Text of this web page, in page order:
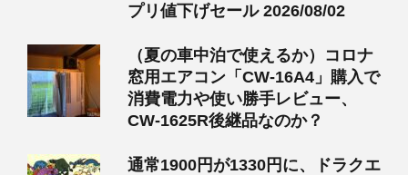
プリ値下げセール 2026/08/02
（夏の車中泊で使えるか）コロナ
窓用エアコン「CW-16A4」購入で
消費電力や使い勝手レビュー、
CW-1625R後継品なのか？
通常1900円が1330円に、ドラクエ